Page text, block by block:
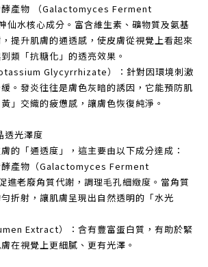
酵產物 （Galactomyces Ferment
水核心成分。富含維生素、礦物質及氨基
提升肌膚的通透感，使皮膚從視覺上看起來
類「抗糖化」的透亮效果。
Glycyrrhizate）：針對因環境刺激
。發炎往往是膚色灰暗的誘因，它能預防肌
」交織的疲憊感，讓膚色恢復純淨。
透光澤度
的「通透度」，這主要由以下成分達成：
酵產物（Galactomyces Ferment
老廢角質代謝，調理毛孔細緻度。當角質
折射，讓肌膚呈現出自然透明的「水光
Extract）：含有豐富蛋白質，有助於緊
在視覺上更細膩、更有光澤。